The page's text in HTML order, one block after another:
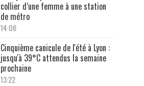
collier d’une femme à une station
de métro
14:06
Cinquième canicule de l'été à Lyon :
jusqu'à 39°C attendus la semaine
prochaine
13:22